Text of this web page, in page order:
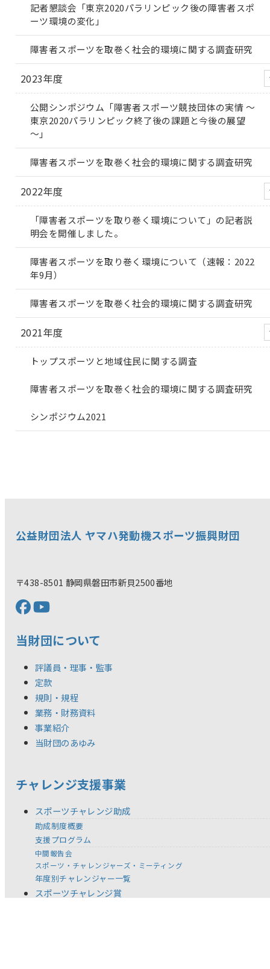
記者懇談会「東京2020パラリンピック後の障害者スポ
ーツ環境の変化」
障害者スポーツを取巻く社会的環境に関する調査研究
2023年度
公開シンポジウム「障害者スポーツ競技団体の実情 ～
東京2020パラリンピック終了後の課題と今後の展望
～」
障害者スポーツを取巻く社会的環境に関する調査研究
2022年度
「障害者スポーツを取り巻く環境について」の記者説
明会を開催しました。
障害者スポーツを取り巻く環境について（速報：2022
年9月）
障害者スポーツを取巻く社会的環境に関する調査研究
2021年度
トップスポーツと地域住民に関する調査
障害者スポーツを取巻く社会的環境に関する調査研究
シンポジウム2021
公益財団法人 ヤマハ発動機スポーツ振興財団
〒438-8501 静岡県磐田市新貝2500番地
当財団について
評議員・理事・監事
定款
規則・規程
業務・財務資料
事業紹介
当財団のあゆみ
チャレンジ支援事業
スポーツチャレンジ助成
助成制度概要
支援プログラム
中間報告会
スポーツ・チャレンジャーズ・ミーティング
年度別チャレンジャー一覧
スポーツチャレンジ賞